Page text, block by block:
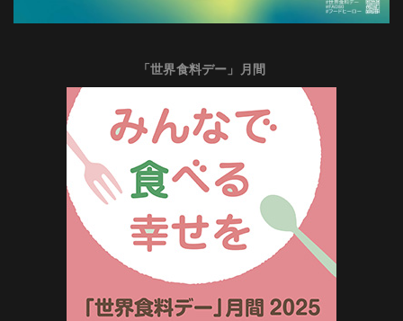
「世界食料デー」月間